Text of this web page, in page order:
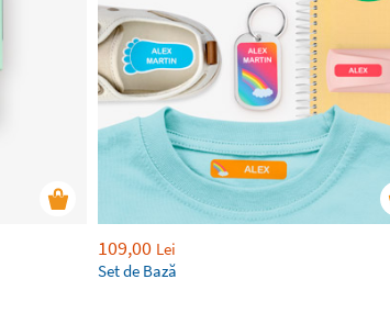
109,00 Lei
Set de Bază